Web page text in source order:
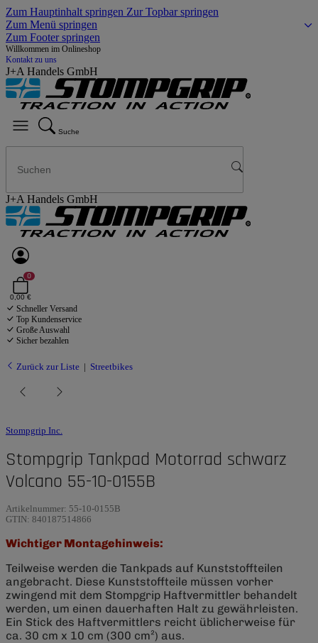
Zum Hauptinhalt springen Zur Topbar springen
Zum Menü springen
Zum Footer springen
Willkommen im Onlineshop
Kontakt zu uns
J+A Handels GmbH
Suche
J+A Handels GmbH
0
0,00 €
Schneller Versand
Top Kundenservice
Große Auswahl
Sicher bezahlen
Zurück zur Liste Streetbikes
Stompgrip Inc.
Stompgrip Tankpad Motorrad schwarz
Volcano 55-10-0155B
Artikelnummer: 55-10-0155B
GTIN: 840187514866
Wichtiger Montagehinweis:
Teilweise werden die Tankpads auf Kunststoffteilen
angebracht. Diese Kunststoffteile müssen vorher
zwingend mit dem Stompgrip Haftvermittler behandelt
werden, um einen dauerhaften Halt zu gewährleisten.
Ein Stick des Haftvermittlers reicht üblicherweise für
ca. 30 cm x 10 cm (300 cm²) aus.